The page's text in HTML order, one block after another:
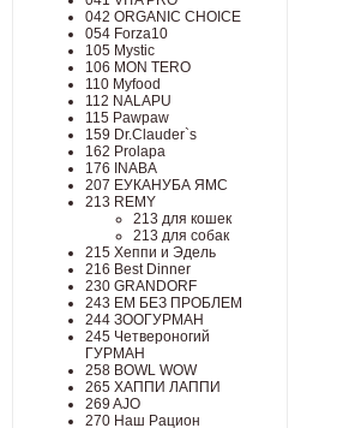
042 ORGANIC CHOICE
054 Forza10
105 Mystic
106 MON TERO
110 Myfood
112 NALAPU
115 Pawpaw
159 Dr.Clauder`s
162 Prolapa
176 INABA
207 ЕУКАНУБА ЯМС
213 REMY
213 для кошек
213 для собак
215 Хеппи и Эдель
216 Best Dinner
230 GRANDORF
243 ЕМ БЕЗ ПРОБЛЕМ
244 ЗООГУРМАН
245 Четвероногий
ГУРМАН
258 BOWL WOW
265 ХАППИ ЛАППИ
269 AJO
270 Наш Рацион